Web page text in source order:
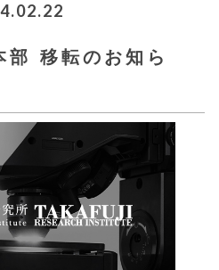
移転のお知ら